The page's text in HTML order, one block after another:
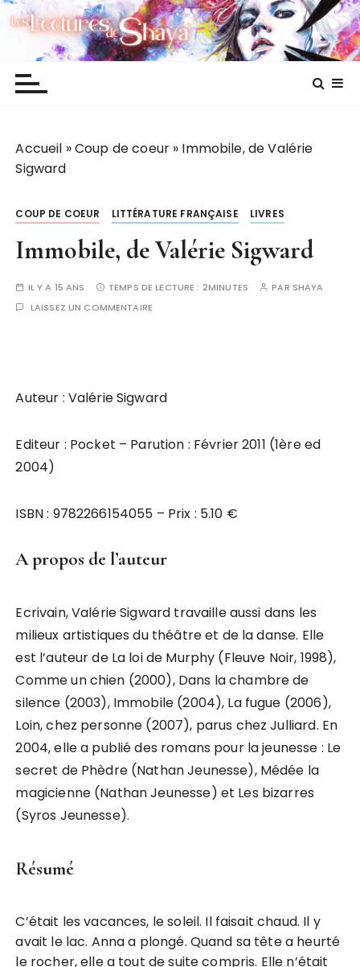
P
Les lectures de Shaya
Accueil »Coup de coeur» Immobile, de Valérie
Sigward
COUP DE COEUR LITTÉRATURE FRANÇAISE LIVRES
Immobile, de Valérie Sigward
IL Y A 15 ANS TEMPS DE LECTURE : 2MINUTES PAR SHAYA
LAISSEZ UN COMMENTAIRE
Auteur : Valérie Sigward
Editeur : Pocket – Parution : Février 2011 (1ère ed
2004)
ISBN : 9782266154055 – Prix : 5.10 €
A propos de l’auteur
Ecrivain, Valérie Sigward travaille aussi dans les
milieux artistiques du théâtre et de la danse. Elle
est l’auteur de La loi de Murphy (Fleuve Noir, 1998),
Comme un chien (2000), Dans la chambre de
silence (2003), Immobile (2004), La fugue (2006),
Loin, chez personne (2007), parus chez Julliard. En
2004, elle a publié des romans pour la jeunesse : Le
secret de Phèdre (Nathan Jeunesse), Médée la
magicienne (Nathan Jeunesse) et Les bizarres
(Syros Jeunesse).
Résumé
C’était les vacances, le soleil. Il faisait chaud. Il y
avait le lac. Anna a plongé. Quand sa tête a heurté
le rocher, elle a tout de suite compris. Elle n’était